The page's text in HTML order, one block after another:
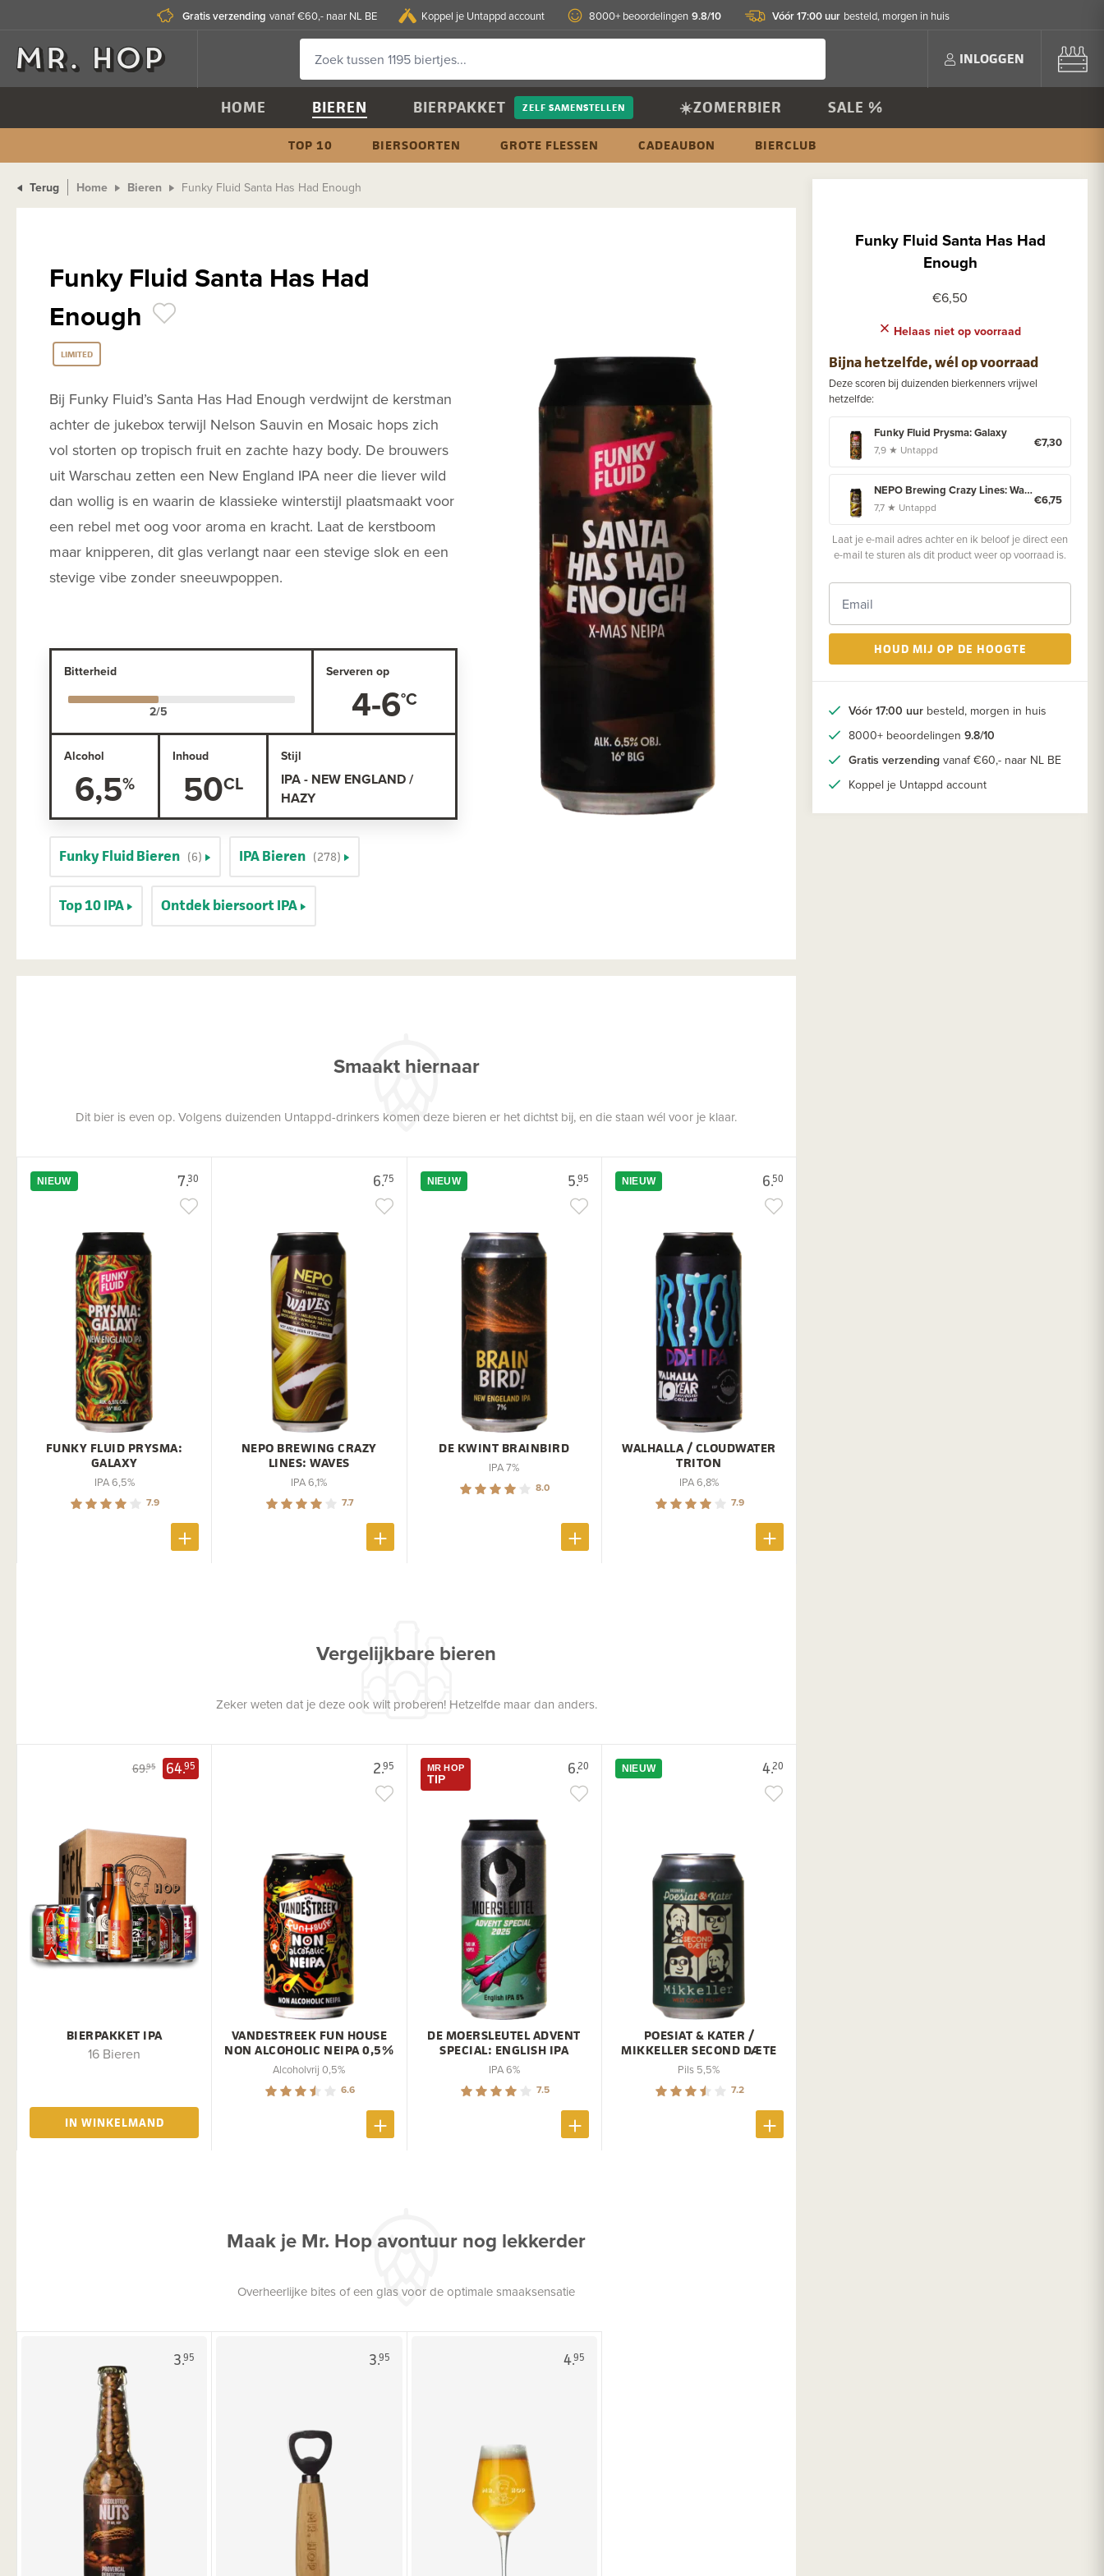
Gratis verzending vanaf €60,- naar NL BE Koppel je Untappd account 8000+ beoordelingen 9.8/10 Vóór 17:00 uur besteld, morgen in huis
INLOGGEN
HOME BIEREN BIERPAKKET ZELF SAMENSTELLEN ☀️ZOMERBIER SALE %
TOP 10 BIERSOORTEN GROTE FLESSEN CADEAUBON BIERCLUB
Terug Home Bieren Funky Fluid Santa Has Had Enough
Funky Fluid Santa Has Had
Enough
LIMITED
Bij Funky Fluid’s Santa Has Had Enough verdwijnt de kerstman
achter de jukebox terwijl Nelson Sauvin en Mosaic hops zich
vol storten op tropisch fruit en zachte hazy body. De brouwers
uit Warschau zetten een New England IPA neer die liever wild
dan wollig is en waarin de klassieke winterstijl plaatsmaakt voor
een rebel met oog voor aroma en kracht. Laat de kerstboom
maar knipperen, dit glas verlangt naar een stevige slok en een
stevige vibe zonder sneeuwpoppen.
Bitterheid Serveren op
4-6
Alcohol
6,5
Inhoud
50
Stijl
IPA - NEW ENGLAND /
HAZY
Funky Fluid Bieren (6) IPA Bieren (278)
Top 10 IPA Ontdek biersoort IPA
Funky Fluid Santa Has Had
Enough
€6,50
Helaas niet op voorraad
Bijna hetzelfde, wél op voorraad
Deze scoren bij duizenden bierkenners vrijwel
hetzelfde:
Funky Fluid Prysma: Galaxy
7,9 ★ Untappd €7,30
NEPO Brewing Crazy Lines: Waves
7,7 ★ Untappd €6,75
Laat je e-mail adres achter en ik beloof je direct een
e-mail te sturen als dit product weer op voorraad is.
HOUD MIJ OP DE HOOGTE
Vóór 17:00 uur besteld, morgen in huis
8000+ beoordelingen 9.8/10
Gratis verzending vanaf €60,- naar NL BE
Koppel je Untappd account
Smaakt hiernaar
Dit bier is even op. Volgens duizenden Untappd-drinkers komen deze bieren er het dichtst bij, en die staan wél voor je klaar.
7.30
NIEUW
FUNKY FLUID PRYSMA:
GALAXY
IPA 6,5%
7.9
6.75
NEPO BREWING CRAZY
LINES: WAVES
IPA 6,1%
7.7
5.95
NIEUW
DE KWINT BRAINBIRD
IPA 7%
8.0
6.50
NIEUW
WALHALLA / CLOUDWATER
TRITON
IPA 6,8%
7.9
Vergelijkbare bieren
Zeker weten dat je deze ook wilt proberen! Hetzelfde maar dan anders.
69.95 64.95
BIERPAKKET IPA
16 Bieren
IN WINKELMAND
2.95
VANDESTREEK FUN HOUSE
NON ALCOHOLIC NEIPA 0,5%
Alcoholvrij 0,5%
6.6
6.20
MR HOP
TIP
DE MOERSLEUTEL ADVENT
SPECIAL: ENGLISH IPA
IPA 6%
7.5
4.20
NIEUW
POESIAT & KATER /
MIKKELLER SECOND DÆTE
Pils 5,5%
7.2
Maak je Mr. Hop avontuur nog lekkerder
Overheerlijke bites of een glas voor de optimale smaaksensatie
3.95 3.95 4.95